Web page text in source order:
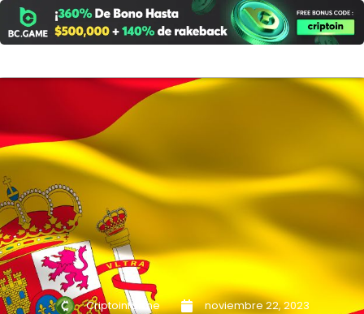
al
contenido
Criptoinforme
noviembre 22, 2023